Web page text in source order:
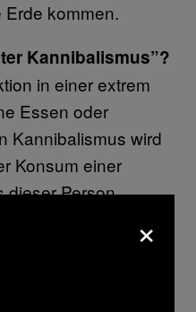
Erde kommen.
Kannibalismus”?
in einer extrem
Essen oder
Kannibalismus wird
Konsum einer
dieser Person
oder ihre
Zusätzlich gibt
Kannibalismus.
denen
×